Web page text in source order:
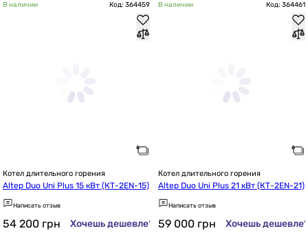
В наличии Код: 364459
Котел длительного горения
Altep Duo Uni Plus 15 кВт (КТ-2EN-15)
Написать отзыв
54 200 грн Хочешь дешевле?
В наличии Код: 364461
Котел длительного горения
Altep Duo Uni Plus 21 кВт (КТ-2EN-21)
Написать отзыв
59 000 грн Хочешь